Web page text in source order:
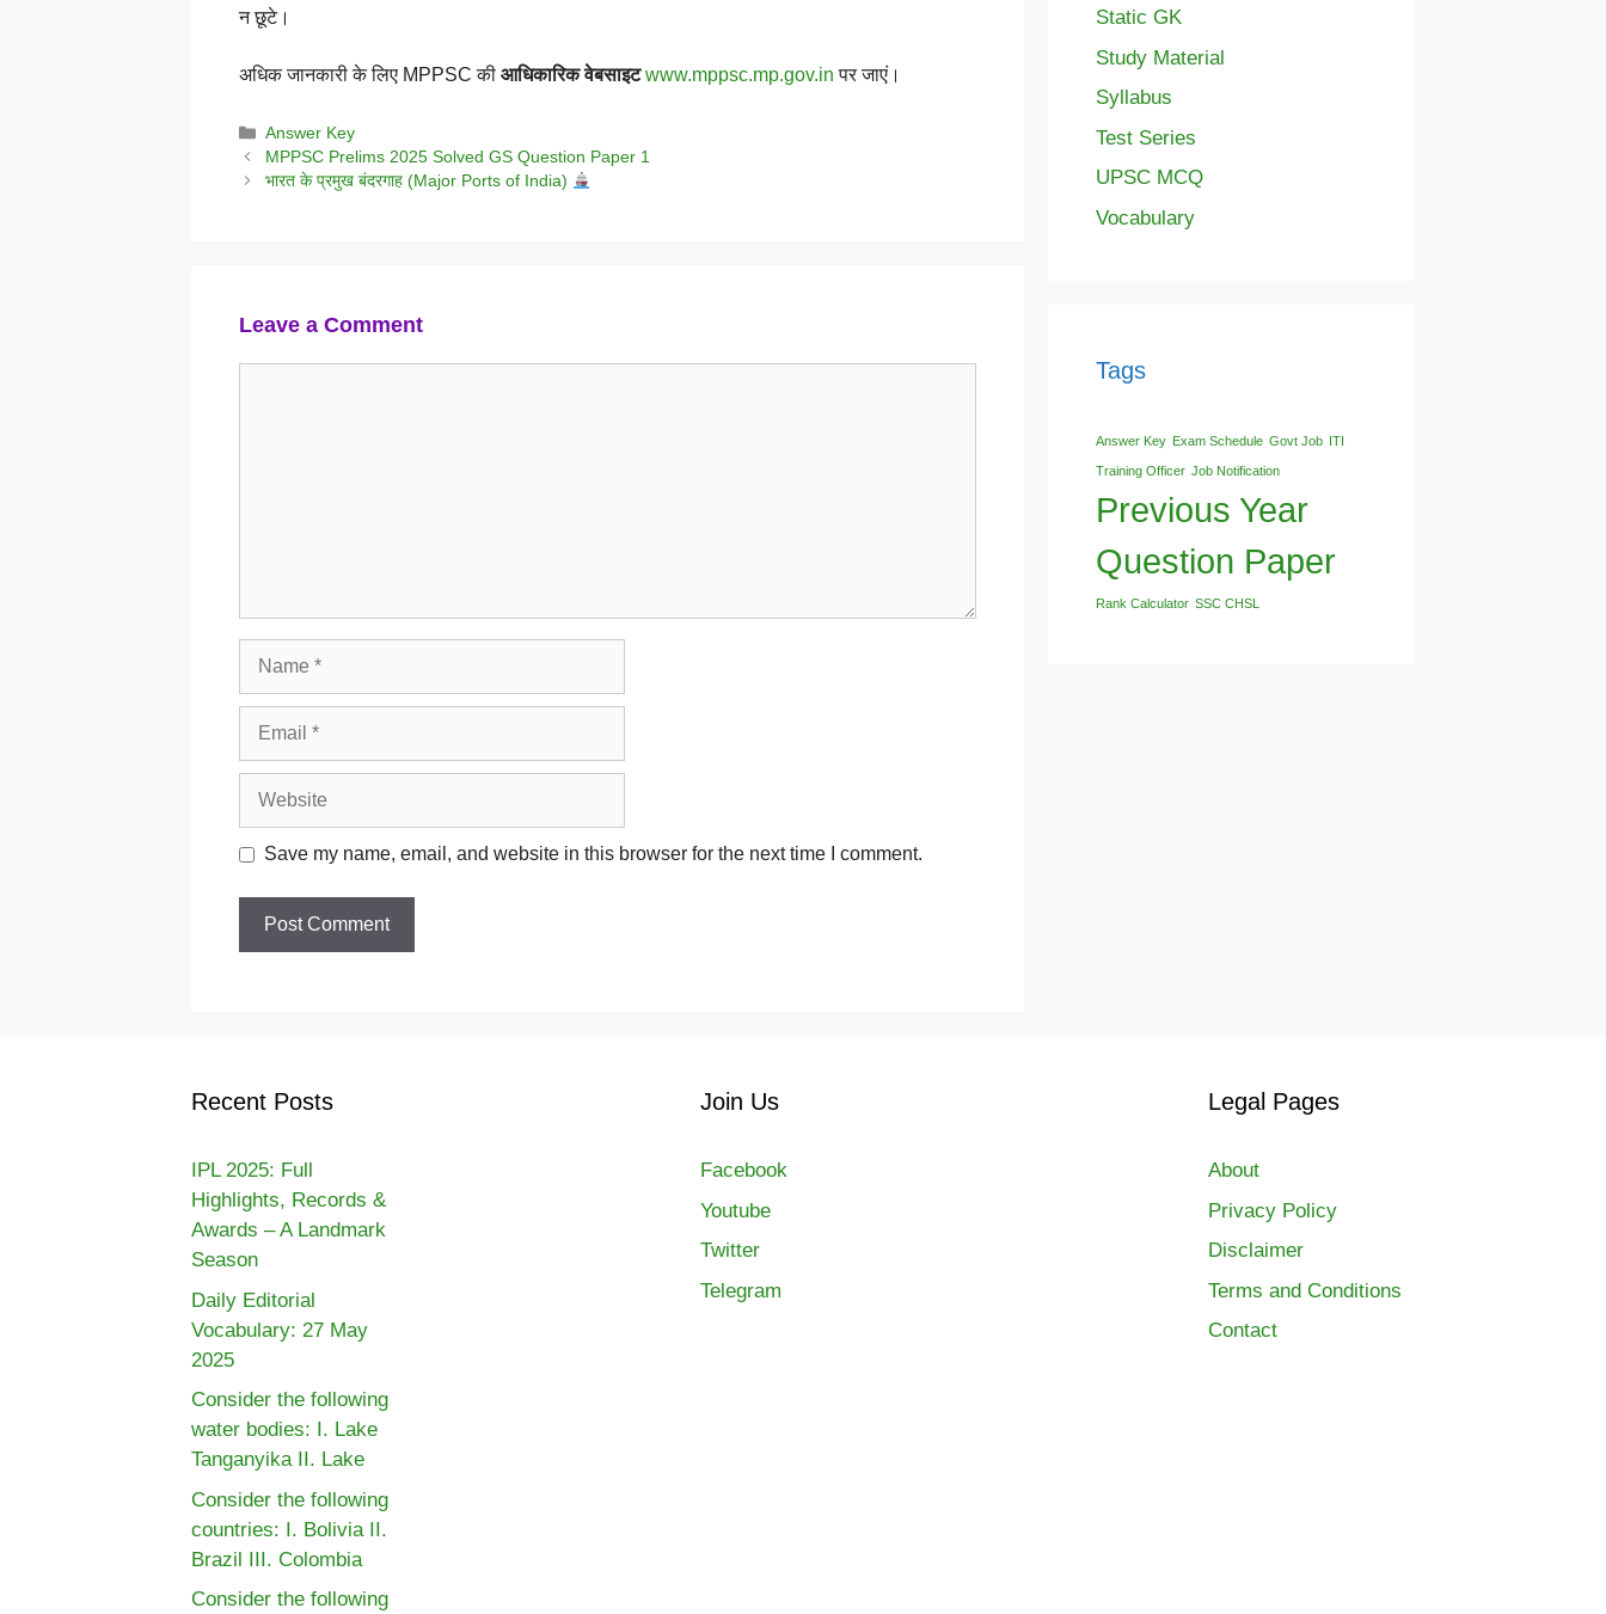
न छूटे।
अधिक जानकारी के लिए MPPSC की आधिकारिक वेबसाइट www.mppsc.mp.gov.in पर जाएं।
Categories
Answer Key
MPPSC Prelims 2025 Solved GS Question Paper 1
भारत के प्रमुख बंदरगाह (Major Ports of India)
Leave a Comment
Save my name, email, and website in this browser for the next time I comment.
Static GK
Study Material
Syllabus
Test Series
UPSC MCQ
Vocabulary
Tags
Answer Key Exam Schedule Govt Job ITI
Training Officer Job Notification
Previous Year
Question Paper
Rank Calculator SSC CHSL
Recent Posts
IPL 2025: Full
Highlights, Records &
Awards – A Landmark
Season
Daily Editorial
Vocabulary: 27 May
2025
Consider the following
water bodies: I. Lake
Tanganyika II. Lake
Consider the following
countries: I. Bolivia II.
Brazil III. Colombia
Consider the following
Join Us
Facebook
Youtube
Twitter
Telegram
Legal Pages
About
Privacy Policy
Disclaimer
Terms and Conditions
Contact